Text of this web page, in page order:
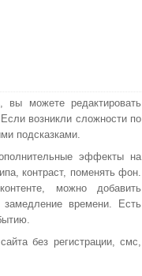
вы можете редактировать
возникли сложности по
подсказками.
эффекты на
контраст, поменять фон.
можно добавить
времени. Есть
без регистрации, смс,